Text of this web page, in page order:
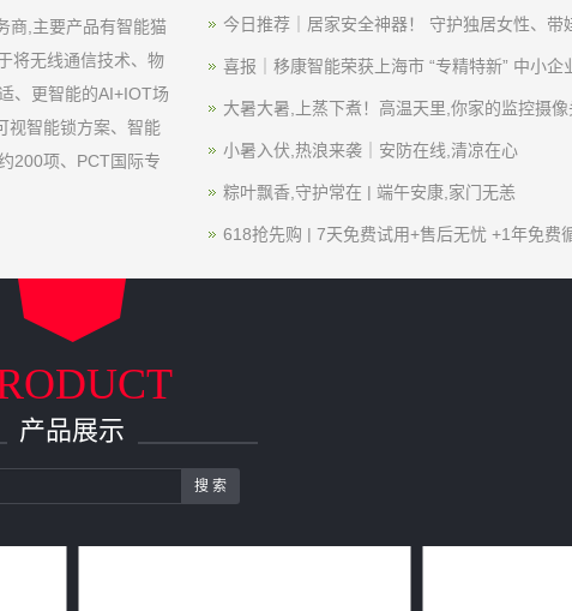
,主要产品有智能猫
将无线通信技术、物
、更智能的AI+IOT场
智能锁方案、智能
200项、PCT国际专
今日推荐｜居家安全神器！ 守护独居女性、带
喜报｜移康智能荣获上海市 “专精特新” 中小企
大暑大暑,上蒸下煮！高温天里,你家的监控摄像
小暑入伏,热浪来袭｜安防在线,清凉在心
粽叶飘香,守护常在 | 端午安康,家门无恙
618抢先购 | 7天免费试用+售后无忧 +1年免费
产品展示